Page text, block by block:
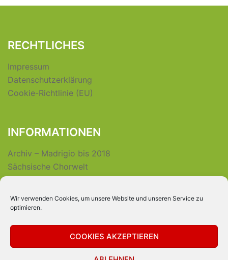
Wir verwenden Cookies, um unsere Website und unseren Service zu
optimieren.
COOKIES AKZEPTIEREN
RECHTLICHES
Impressum
Datenschutzerklärung
Cookie-Richtlinie (EU)
INFORMATIONEN
Archiv – Madrigio bis 2018
Sächsische Chorwelt
INTERNER BEREICH
Login für Vereinsmitglieder